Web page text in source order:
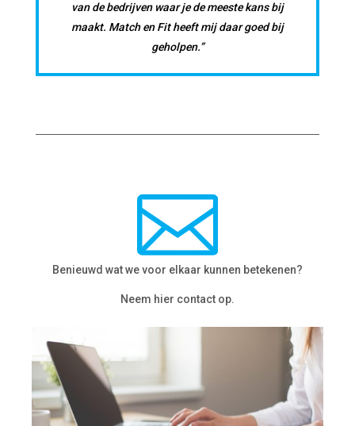
van de bedrijven waar je de meeste kans bij
maakt. Match en Fit heeft mij daar goed bij
geholpen.”
Benieuwd wat we voor elkaar kunnen betekenen?
Neem hier contact op.